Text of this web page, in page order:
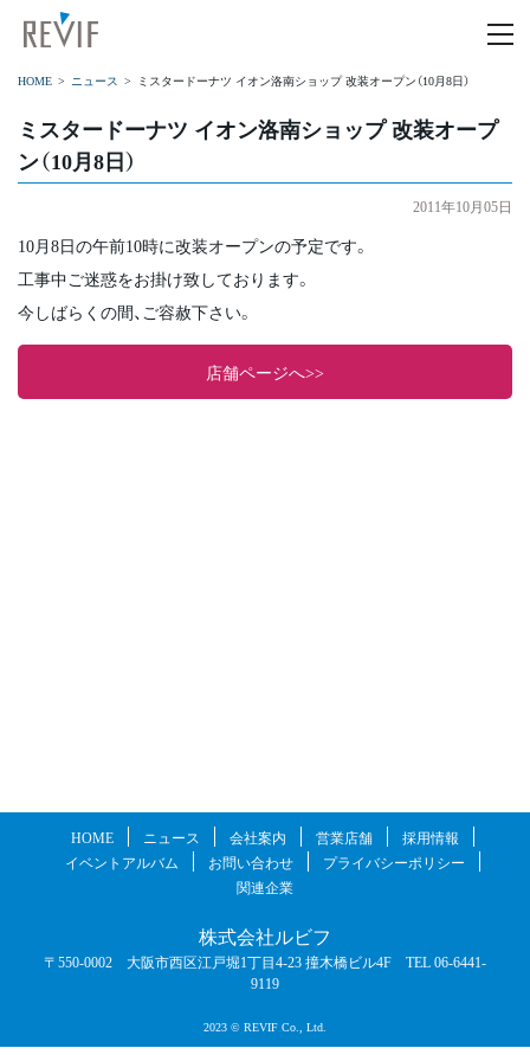
HOME ニュース ミスタードーナツ イオン洛南ショップ 改装オープン（10月8日）
ミスタードーナツ イオン洛南ショップ 改装オープ
ン（10月8日）
2011年10月05日
10月8日の午前10時に改装オープンの予定です。
工事中ご迷惑をお掛け致しております。
今しばらくの間、ご容赦下さい。
店舗ページへ>>
HOME ニュース 会社案内 営業店舗
採用情報
イベントアルバム
お問い合わせ
プライバシーポリシー
関連企業
株式会社ルビフ
〒550-0002 大阪市西区江戸堀1丁目4-23 撞木橋ビル4F TEL 06-6441-
9119
2023 © REVIF Co., Ltd.